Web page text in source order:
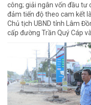
công; giải ngân vốn đầu tư
đảm tiến độ theo cam kết
Chủ tịch UBND tỉnh Lâm
cấp đường Trần Quý Cáp